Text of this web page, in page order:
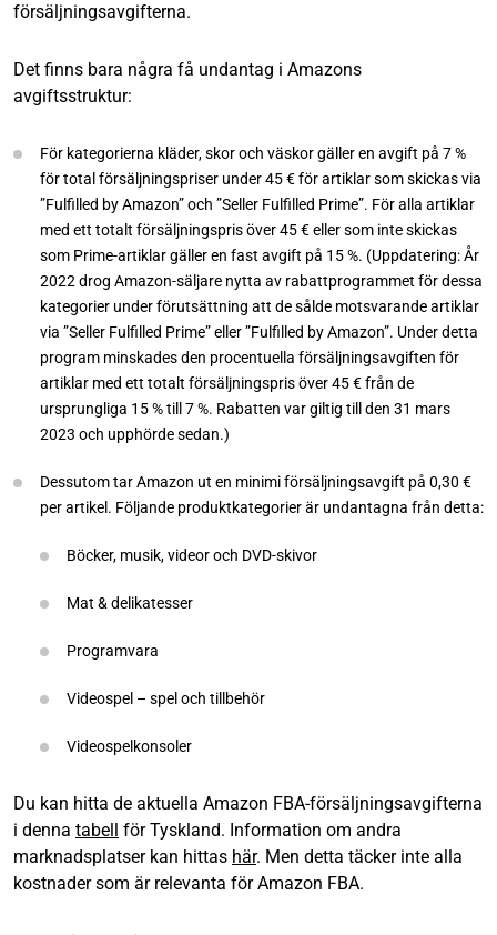
försäljningsavgifterna.
Det finns bara några få undantag i Amazons
avgiftsstruktur:
För kategorierna kläder, skor och väskor gäller en avgift på 7 %
för total försäljningspriser under 45 € för artiklar som skickas via
”Fulfilled by Amazon” och ”Seller Fulfilled Prime”. För alla artiklar
med ett totalt försäljningspris över 45 € eller som inte skickas
som Prime-artiklar gäller en fast avgift på 15 %. (Uppdatering: År
2022 drog Amazon-säljare nytta av rabattprogrammet för dessa
kategorier under förutsättning att de sålde motsvarande artiklar
via ”Seller Fulfilled Prime” eller ”Fulfilled by Amazon”. Under detta
program minskades den procentuella försäljningsavgiften för
artiklar med ett totalt försäljningspris över 45 € från de
ursprungliga 15 % till 7 %. Rabatten var giltig till den 31 mars
2023 och upphörde sedan.)
Dessutom tar Amazon ut en minimi försäljningsavgift på 0,30 €
per artikel. Följande produktkategorier är undantagna från detta:
Böcker, musik, videor och DVD-skivor
Mat & delikatesser
Programvara
Videospel – spel och tillbehör
Videospelkonsoler
Du kan hitta de aktuella Amazon FBA-försäljningsavgifterna
i denna tabell för Tyskland. Information om andra
marknadsplatser kan hittas här. Men detta täcker inte alla
kostnader som är relevanta för Amazon FBA.